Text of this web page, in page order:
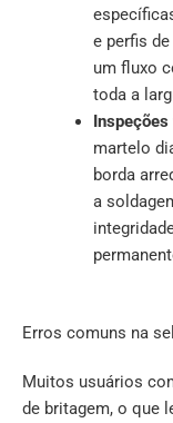
e perfis
um fluxo
toda a
martelo
borda
a
Erros comuns na
Muitos usuários
de britagem, o que